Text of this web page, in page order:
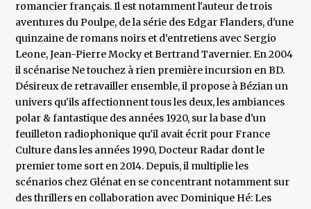
romancier français. Il est notamment l'auteur de trois
aventures du Poulpe, de la série des Edgar Flanders, d'une
quinzaine de romans noirs et d’entretiens avec Sergio
Leone, Jean-Pierre Mocky et Bertrand Tavernier. En 2004
il scénarise Ne touchez à rien première incursion en BD.
Désireux de retravailler ensemble, il propose à Bézian un
univers qu'ils affectionnent tous les deux, les ambiances
polar & fantastique des années 1920, sur la base d'un
feuilleton radiophonique qu'il avait écrit pour France
Culture dans les années 1990, Docteur Radar dont le
premier tome sort en 2014. Depuis, il multiplie les
scénarios chez Glénat en se concentrant notamment sur
des thrillers en collaboration avec Dominique Hé: Les